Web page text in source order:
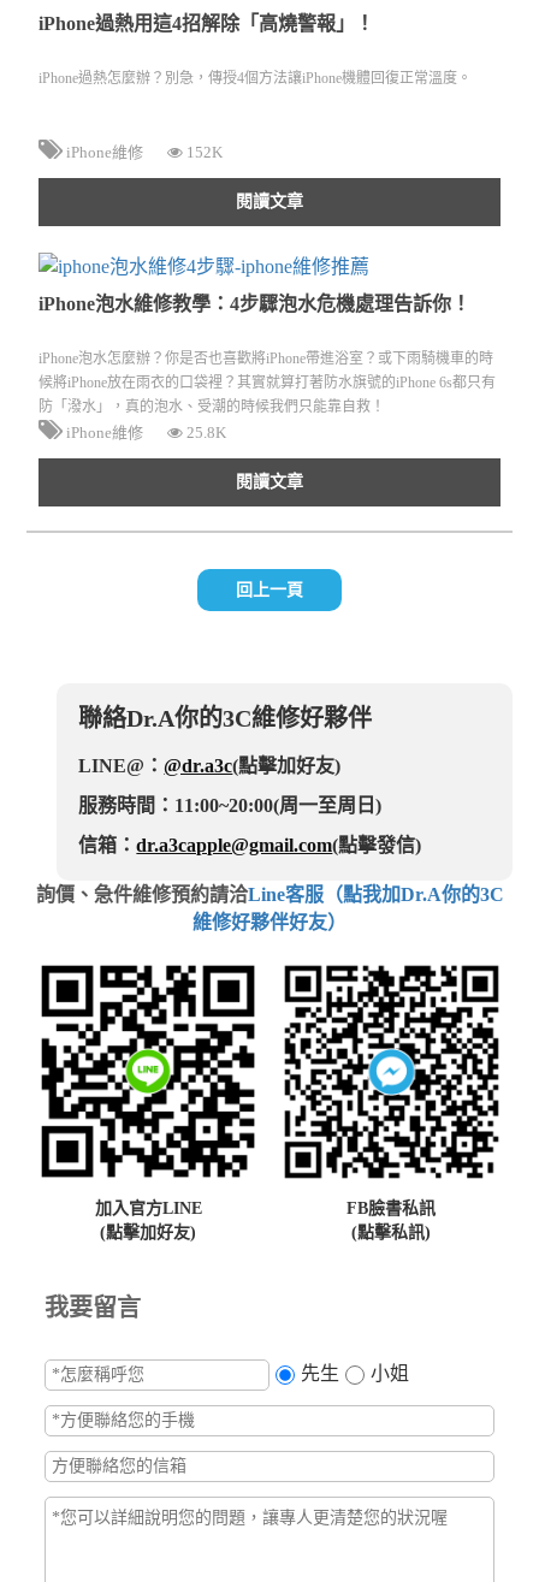
iPhone過熱用這4招解除「高燒警報」！
iPhone過熱怎麼辦？別急，傳授4個方法讓iPhone機體回復正常溫度。
iPhone維修 152K
閱讀文章
iPhone泡水維修教學：4步驟泡水危機處理告訴你！
iPhone泡水怎麼辦？你是否也喜歡將iPhone帶進浴室？或下雨騎機車的時
候將iPhone放在雨衣的口袋裡？其實就算打著防水旗號的iPhone 6s都只有
防「潑水」，真的泡水、受潮的時候我們只能靠自救！
iPhone維修 25.8K
閱讀文章
回上一頁
聯絡Dr.A你的3C維修好夥伴
LINE@：@dr.a3c(點擊加好友)
服務時間：11:00~20:00(周一至周日)
信箱：dr.a3capple@gmail.com(點擊發信)
詢價、急件維修預約請洽Line客服（點我加Dr.A你的3C
維修好夥伴好友）
加入官方LINE
(點擊加好友)
FB臉書私訊
(點擊私訊)
我要留言
先生 小姐